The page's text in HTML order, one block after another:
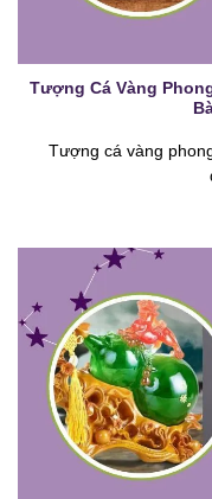
Tượng Cá Vàng
Tượng cá vàng